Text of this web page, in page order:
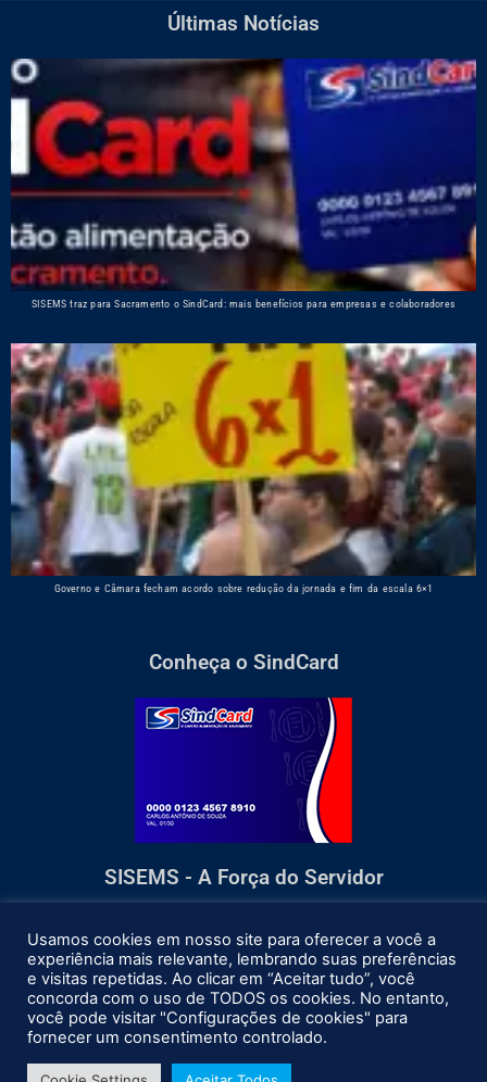
Últimas Notícias
SISEMS traz para Sacramento o SindCard: mais benefícios para empresas e colaboradores
Governo e Câmara fecham acordo sobre redução da jornada e fim da escala 6×1
Conheça o SindCard
SISEMS - A Força do Servidor
Usamos cookies em nosso site para oferecer a você a
experiência mais relevante, lembrando suas preferências
e visitas repetidas. Ao clicar em “Aceitar tudo”, você
concorda com o uso de TODOS os cookies. No entanto,
você pode visitar "Configurações de cookies" para
fornecer um consentimento controlado.